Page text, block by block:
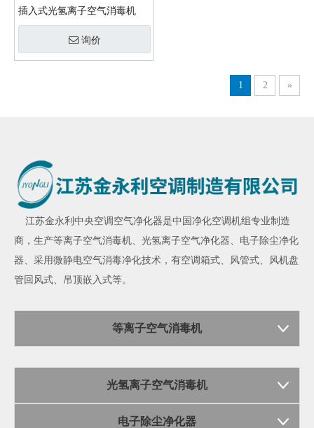
插入式光氢离子空气消毒机
询价
1 2 »
江苏金永利 中央空调空气净化器是中国净化空调机组专业制造
商，生产等离子空气消毒机、 光氢离子空气净化器、 电子除尘净化
器、采用微静电空气消毒净化技术，有空调箱式、风管式、风机盘
管回风式、吊顶嵌入式等。
等离子空气消毒机
光氢离子空气消毒机
电子除尘净化器